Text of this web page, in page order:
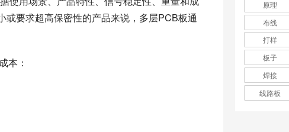
要求超高保密性的产品来说，多层PCB板通
本：
原理
布线
打样
板子
焊接
线路板